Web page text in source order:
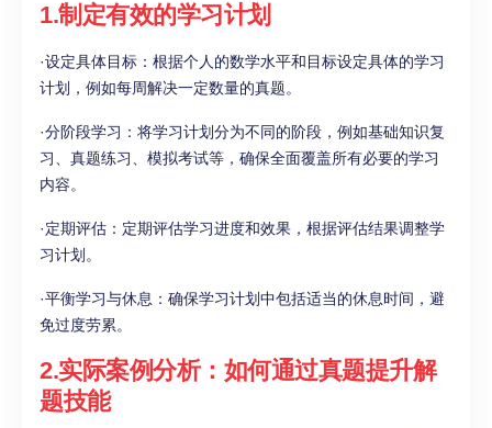
1.制定有效的学习计划
·设定具体目标：根据个人的数学水平和目标设定具体的学习
计划，例如每周解决一定数量的真题。
·分阶段学习：将学习计划分为不同的阶段，例如基础知识复
习、真题练习、模拟考试等，确保全面覆盖所有必要的学习
内容。
·定期评估：定期评估学习进度和效果，根据评估结果调整学
习计划。
·平衡学习与休息：确保学习计划中包括适当的休息时间，避
免过度劳累。
2.实际案例分析：如何通过真题提升解
题技能